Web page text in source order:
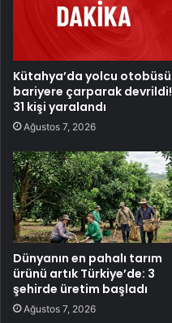
Kütahya’da yolcu otobüsü
bariyere çarparak devrildi!
31 kişi yaralandı
Ağustos 7, 2026
Dünyanın en pahalı tarım
ürünü artık Türkiye’de: 3
şehirde üretim başladı
Ağustos 7, 2026